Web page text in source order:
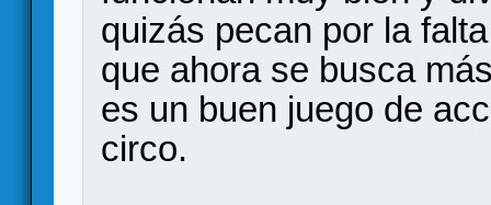
quizás pecan por la
que ahora se busca
es un buen juego de
circo.